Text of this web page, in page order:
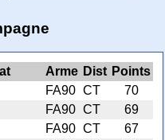
Arme Dist Points
FA90 CT
70
FA90 CT
69
FA90 CT
67